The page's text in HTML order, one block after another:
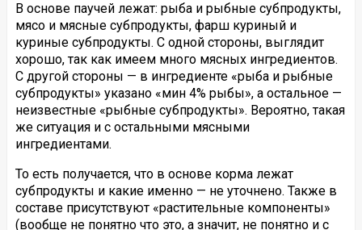
В основе паучей лежат: рыба и рыбные субпродукты,
мясо и мясные субпродукты, фарш куриный и
куриные субпродукты. С одной стороны, выглядит
хорошо, так как имеем много мясных ингредиентов.
С другой стороны — в ингредиенте «рыба и рыбные
субпродукты» указано «мин 4% рыбы», а остальное —
неизвестные «рыбные субпродукты». Вероятно, такая
же ситуация и с остальными мясными
ингредиентами.
То есть получается, что в основе корма лежат
субпродукты и какие именно — не уточнено. Также в
составе присутствуют «растительные компоненты»
(вообще не понятно что это, а значит, не понятно и с